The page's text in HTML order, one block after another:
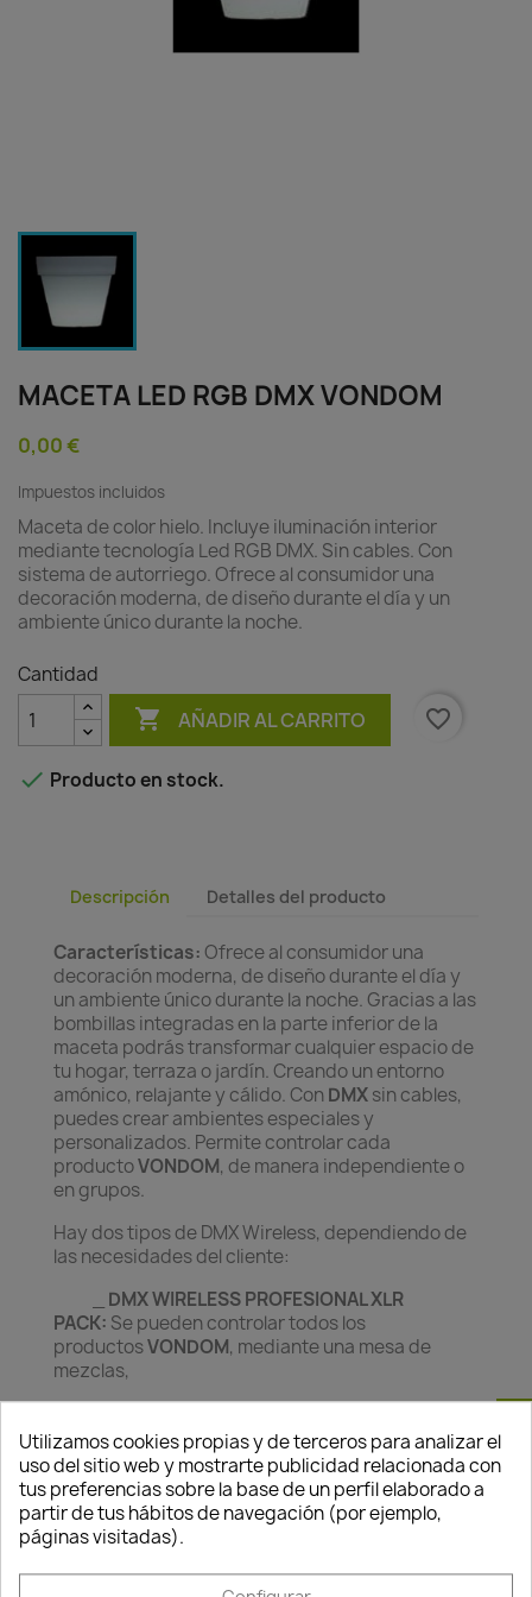
MACETA LED RGB DMX VONDOM
0,00 €
Impuestos incluidos
Maceta de color hielo. Incluye iluminación interior
mediante tecnología Led RGB DMX. Sin cables. Con
sistema de autorriego. Ofrece al consumidor una
decoración moderna, de diseño durante el día y un
ambiente único durante la noche.
Cantidad
 AÑADIR AL CARRITO favorite_border
 Producto en stock.
Descripción Detalles del producto
Características: Ofrece al consumidor una
decoración moderna, de diseño durante el día y
un ambiente único durante la noche. Gracias a las
bombillas integradas en la parte inferior de la
maceta podrás transformar cualquier espacio de
tu hogar, terraza o jardín. Creando un entorno
amónico, relajante y cálido. Con DMXsin cables,
puedes crear ambientes especiales y
personalizados. Permite controlar cada
productoVONDOM, de manera independiente o
en grupos.
Hay dos tipos de DMX Wireless, dependiendo de
las necesidades del cliente:
DMX WIRELESS PROFESIONAL XLR
PACK: Se pueden controlar todos los
productosVONDOM, mediante una mesa de
mezclas,
domóticos, etc... Y con dos tipos de
configuraciones:
*DMX Wireless configuración
estándar:Están preconfiguradas tres familias
independientes: Macetas, lámparas y mobiliario.
Utilizamos cookies propias y de terceros para analizar el
uso del sitio web y mostrarte publicidad relacionada con
tus preferencias sobre la base de un perfil elaborado a
partir de tus hábitos de navegación (por ejemplo,
páginas visitadas).